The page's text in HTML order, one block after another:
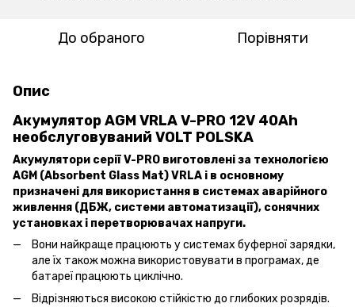
До обраного Порівняти
Опис
Акумулятор AGM VRLA V-PRO 12V 40Ah
необслуговуваний VOLT POLSKA
Акумулятори серії V-PRO виготовлені за технологією
AGM (Absorbent Glass Mat) VRLA і в основному
призначені для використання в системах аварійного
живлення (ДБЖ, системи автоматизації), сонячних
установках і перетворювачах напруги.
Вони найкраще працюють у системах буферної зарядки,
але їх також можна використовувати в програмах, де
батареї працюють циклічно.
Відрізняються високою стійкістю до глибоких розрядів.